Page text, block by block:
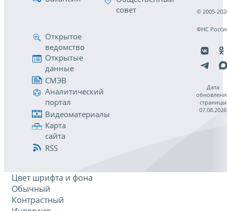
совет
Открытое
ведомство
Открытые
данные
СМЭВ
Аналитический
портал
Видеоматериалы
Карта
сайта
RSS
© 2005-
ФНС
Дата
страницы
07.08.2026
Цвет шрифта и фона
Обычный
Контрастный